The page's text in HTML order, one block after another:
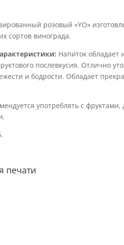
розовый «YО»
сортов винограда.
Напиток обладает
послевкусия. Отлично
и бодрости. Обладает
употреблять с фруктами,
печати